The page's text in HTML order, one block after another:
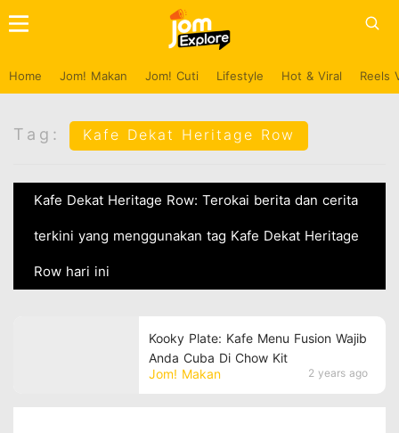
Home Jom! Makan Jom! Cuti Lifestyle Hot & Viral Reels
Tag: Kafe Dekat Heritage Row
Kafe Dekat Heritage Row: Terokai berita dan cerita
terkini yang menggunakan tag Kafe Dekat Heritage
Row hari ini
Jom! Makan 2 years ago
Kooky Plate: Kafe Menu Fusion Wajib
Anda Cuba Di Chow Kit